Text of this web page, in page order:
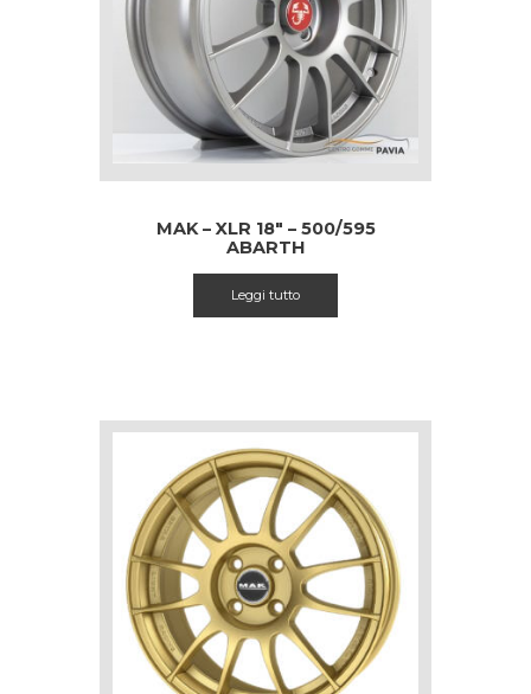
MAK – XLR 18″ – 500/595
ABARTH
Leggi tutto